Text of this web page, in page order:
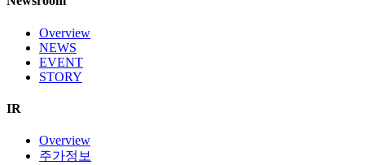
Overview
NEWS
EVENT
STORY
IR
Overview
주가정보